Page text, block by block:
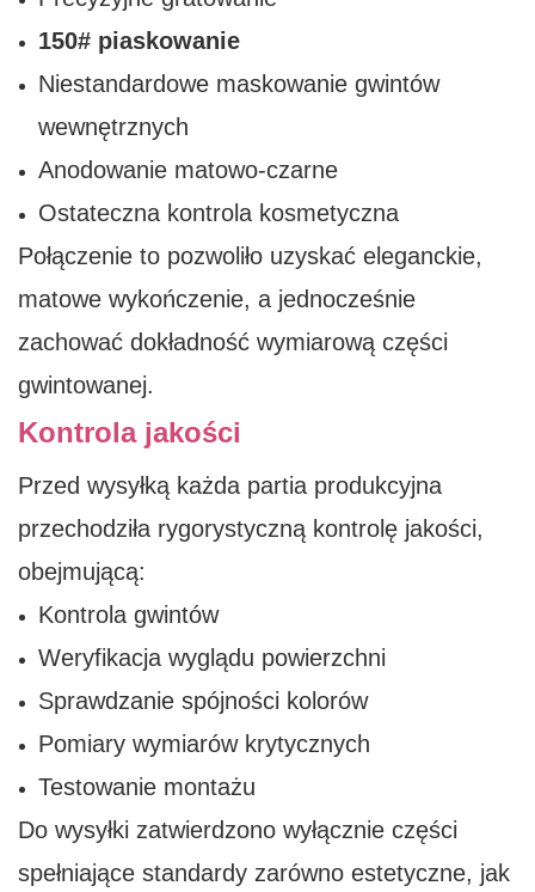
150# piaskowanie
Niestandardowe maskowanie gwintów
wewnętrznych
Anodowanie matowo-czarne
Ostateczna kontrola kosmetyczna
Połączenie to pozwoliło uzyskać eleganckie,
matowe wykończenie, a jednocześnie
zachować dokładność wymiarową części
gwintowanej.
Kontrola jakości
Przed wysyłką każda partia produkcyjna
przechodziła rygorystyczną kontrolę jakości,
obejmującą:
Kontrola gwintów
Weryfikacja wyglądu powierzchni
Sprawdzanie spójności kolorów
Pomiary wymiarów krytycznych
Testowanie montażu
Do wysyłki zatwierdzono wyłącznie części
spełniające standardy zarówno estetyczne, jak